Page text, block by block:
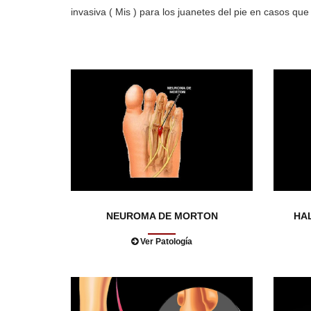
invasiva ( Mis ) para los juanetes del pie en casos
NEUROMA DE MORTON
Ver Patología